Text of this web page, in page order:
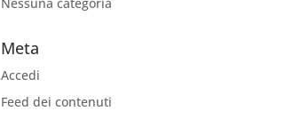
Meta
Accedi
Feed dei contenuti